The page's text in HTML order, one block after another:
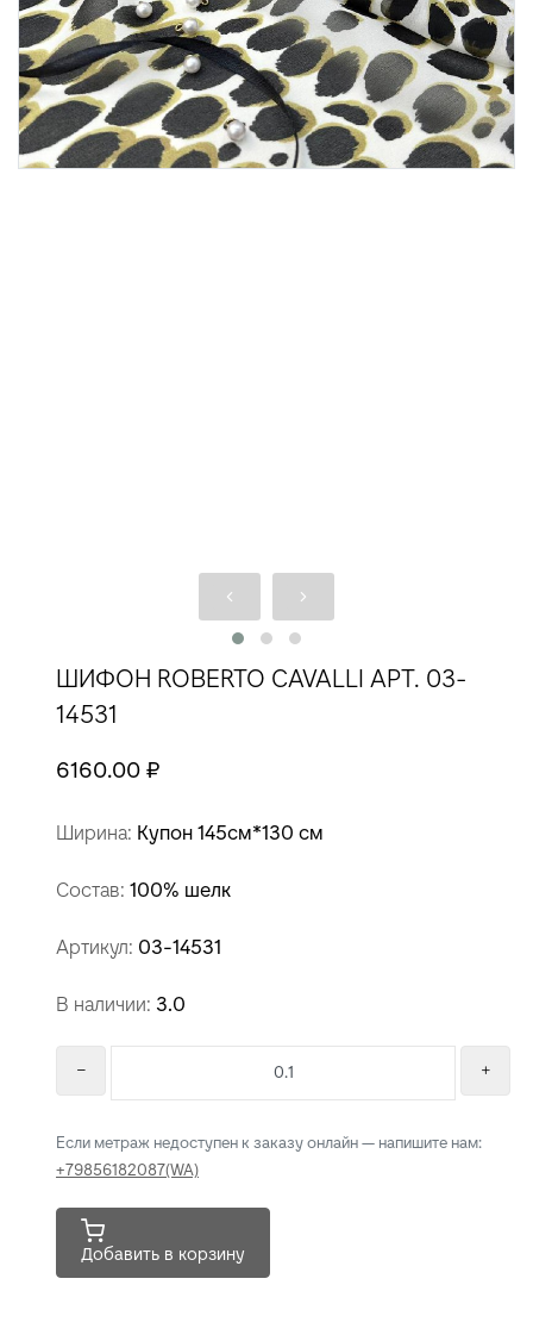
ШИФОН ROBERTO CAVALLI АРТ. 03-
14531
6160.00 ₽
Ширина: Купон 145см*130 см
Состав: 100% шелк
Артикул: 03-14531
В наличии: 3.0
Если метраж недоступен к заказу онлайн — напишите нам:
+79856182087(WA)
Добавить в корзину